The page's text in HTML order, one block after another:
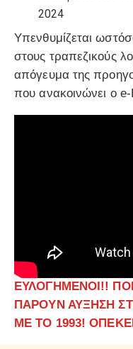
2024
Υπενθυμίζεται
στους τραπεζικούς
απόγευμα της
που ανακοινώνει ο
ΕΥΛΟΓΗΜΕΝΟΙ!!
ΠΑΡΟΥΝ ΑΥΞΗΣΗ
ΜΕ ΤΟ 1993!